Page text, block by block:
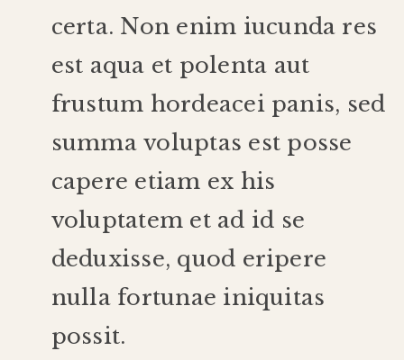
certa. Non enim iucunda res
est aqua et polenta aut
frustum hordeacei panis, sed
summa voluptas est posse
capere etiam ex his
voluptatem et ad id se
deduxisse, quod eripere
nulla fortunae iniquitas
possit.